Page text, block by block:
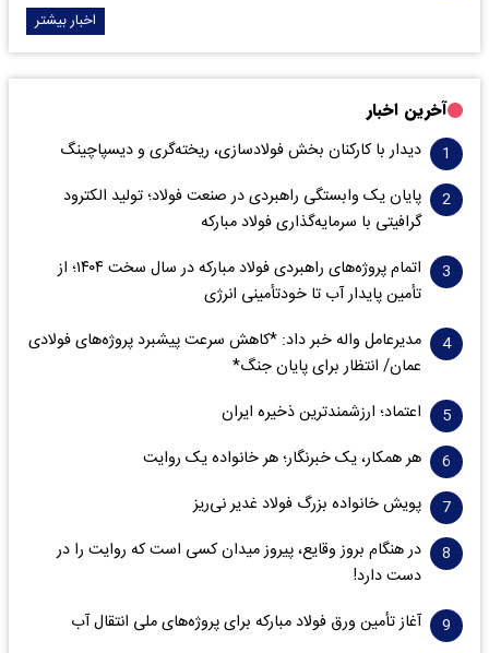
اخبار بیشتر
آخرین اخبار
دیدار با کارکنان بخش فولادسازی، ریخته‌گری و دیسپاچینگ
پایان یک وابستگی راهبردی در صنعت فولاد؛ تولید الکترود
گرافیتی با سرمایه‌گذاری فولاد مبارکه
اتمام پروژه‌های راهبردی فولاد مبارکه در سال سخت ۱۴۰۴؛ از
تأمین پایدار آب تا خودتأمینی انرژی
مدیرعامل واله خبر داد: *کاهش سرعت پیشبرد پروژه‌های فولادی
عمان/ انتظار برای پایان جنگ*
اعتماد؛ ارزشمندترین ذخیره ایران
هر همکار، یک خبرنگار؛ هر خانواده یک روایت
پویش خانواده بزرگ فولاد غدیر نی‌ریز
در هنگام بروز وقایع، پیروز میدان کسی است که روایت را در
دست دارد!
آغاز تأمین ورق فولاد مبارکه برای پروژه‌های ملی انتقال آب